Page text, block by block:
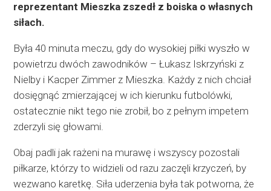
reprezentant Mieszka zszedł z boiska o własnych
siłach.
Była 40 minuta meczu, gdy do wysokiej piłki wyszło w
powietrzu dwóch zawodników – Łukasz Iskrzyński z
Nielby i Kacper Zimmer z Mieszka. Każdy z nich chciał
dosięgnąć zmierzającej w ich kierunku futbolówki,
ostatecznie nikt tego nie zrobił, bo z pełnym impetem
zderzyli się głowami.
Obaj padli jak rażeni na murawę i wszyscy pozostali
piłkarze, którzy to widzieli od razu zaczęli krzyczeń, by
wezwano karetkę. Siła uderzenia była tak potworna, że